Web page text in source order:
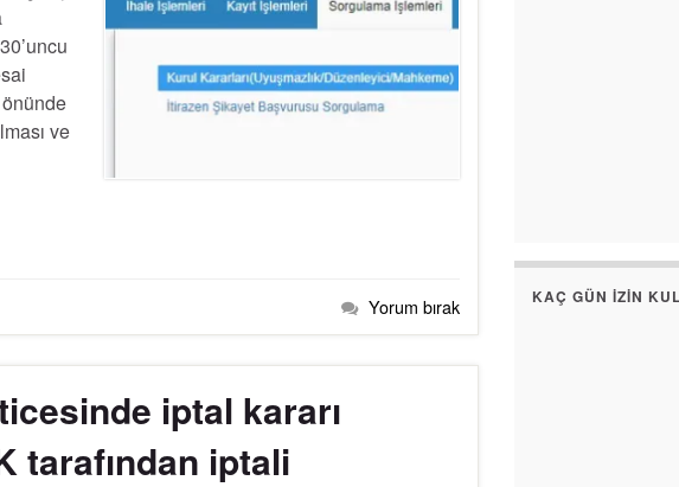
ve
Yorum bırak
iptal kararı
tarafından iptali
KAÇ GÜN İZIN